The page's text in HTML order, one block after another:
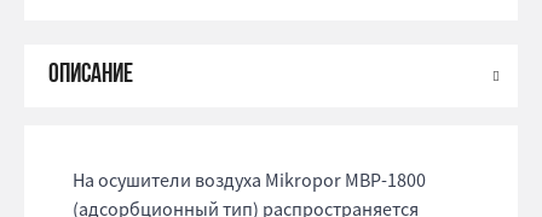
На осушители воздуха Mikropor MBP-1800
(адсорбционный тип) распространяется